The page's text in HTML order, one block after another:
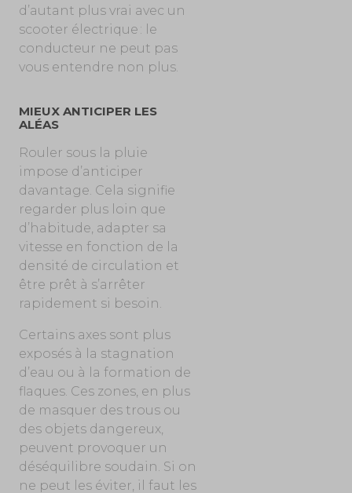
d’autant plus vrai avec un
scooter électrique : le
conducteur ne peut pas
vous entendre non plus.
MIEUX ANTICIPER LES
ALÉAS
Rouler sous la pluie
impose d’anticiper
davantage. Cela signifie
regarder plus loin que
d’habitude, adapter sa
vitesse en fonction de la
densité de circulation et
être prêt à s’arrêter
rapidement si besoin.
Certains axes sont plus
exposés à la stagnation
d’eau ou à la formation de
flaques. Ces zones, en plus
de masquer des trous ou
des objets dangereux,
peuvent provoquer un
déséquilibre soudain. Si on
ne peut les éviter, il faut les